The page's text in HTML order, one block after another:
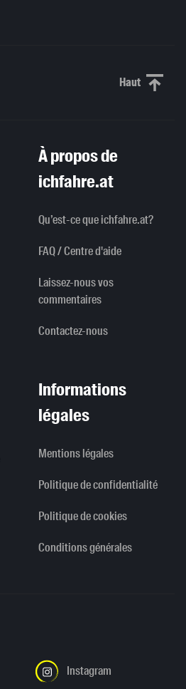
HautHaut de
À propos de
ichfahre.at
Qu’est-ce que ichfahre.at?
FAQ / Centre d'aide
Laissez-nous vos
commentaires
Contactez-nous
Informations
légales
Mentions légales
Politique de confidentialité
Politique de cookies
Conditions générales
Instagram